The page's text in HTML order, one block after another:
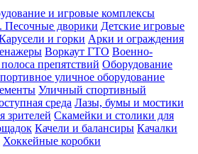
и игровые комплексы
дворики Детские игровые
и горки Арки и ограждения
Воркаут ГТО Военно-
препятствий Оборудование
уличное оборудование
Уличный спортивный
среда Лазы, бумы и мостики
зрителей Скамейки и столики для
Качели и балансиры Качалки
Хоккейные коробки